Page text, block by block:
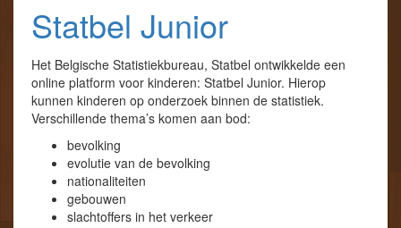
Statbel Junior
Het Belgische Statistiekbureau, Statbel ontwikkelde een
online platform voor kinderen: Statbel Junior. Hierop
kunnen kinderen op onderzoek binnen de statistiek.
Verschillende thema’s komen aan bod:
bevolking
evolutie van de bevolking
nationaliteiten
gebouwen
slachtoffers in het verkeer